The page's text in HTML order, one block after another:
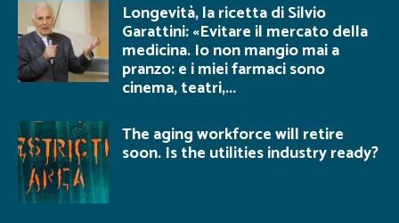
Longevità, la ricetta di Silvio
Garattini: «Evitare il mercato della
medicina. Io non mangio mai a
pranzo: e i miei farmaci sono
cinema, teatri,...
The aging workforce will retire
soon. Is the utilities industry ready?